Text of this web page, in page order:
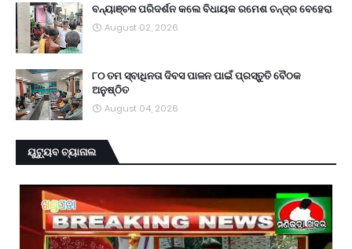
ବନ୍ୟାଞ୍ଚଳ ପରିଦର୍ଶନ କଲେ ବିଧାୟକ ରମେଶ ଚନ୍ଦ୍ର ବେହେରା
August 02, 2026
୮୦ ତମ ସ୍ବାଧିନତା ଦିବସ ପାଳନ ପାଇଁ ପ୍ରସ୍ତୁତି ବୈଠକ
ଅନୁଷ୍ଠିତ
August 04, 2026
ୟୁଟ୍ୟୁବ ଚ୍ୟାନାଲ